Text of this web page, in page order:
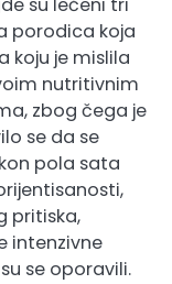
porodica koja
koju je mislila
nutritivnim
zbog čega je
se da se
pola sata
pritiska,
intenzivne
se oporavili.